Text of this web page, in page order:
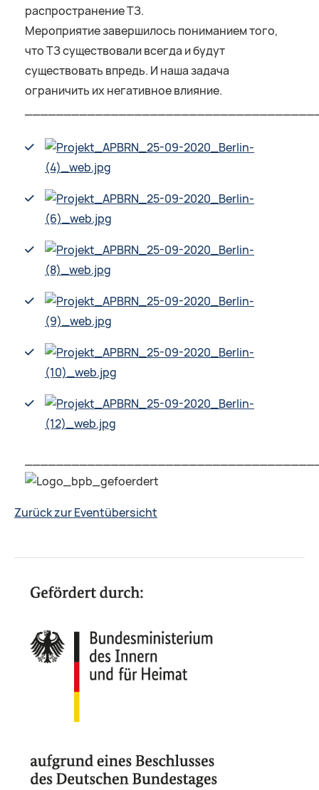
распространение ТЗ.
Мероприятие завершилось пониманием того,
что ТЗ существовали всегда и будут
существовать впредь. И наша задача
ограничить их негативное влияние.
Zurück zur Eventübersicht